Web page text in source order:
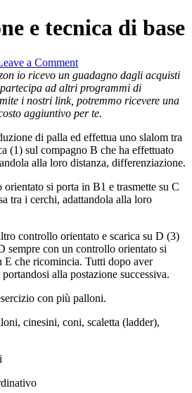
e tecnica di base
a Comment
io ricevo un guadagno dagli acquisti
ad altri programmi di
i nostri link, potremmo ricevere una
aggiuntivo per te.
di palla ed effettua uno slalom tra
(1) sul compagno B che ha effettuato
alla loro distanza, differenziazione.
si porta in B1 e trasmette su C
tra i cerchi, adattandola alla loro
controllo orientato e scarica su D (3)
sempre con un controllo orientato si
E che ricomincia. Tutti dopo aver
alla postazione successiva.
con più palloni.
cinesini, coni, scaletta (ladder),